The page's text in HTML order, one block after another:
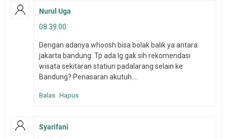
Nurul Uga
08.39.00
Dengan adanya whoosh bisa bolak balik ya antara
jakarta bandung. Tp ada lg gak sih rekomendasi
wisata sekitaran statiun padalarang selain ke
Bandung? Penasaran akutuh....
Balas Hapus
Syarifani